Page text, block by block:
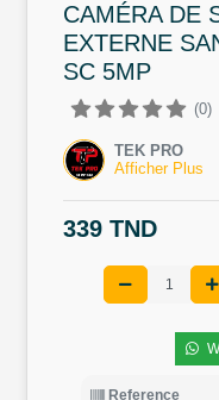
CAMÉRA DE
EXTERNE
SC 5MP
(0)
TEK PRO
Afficher Plus
339 TND
Reference